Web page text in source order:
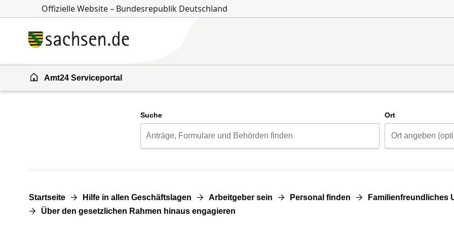
Zum Inhalt springen
Zur Suche springen
Offizielle Website – Bundesrepublik Deutschland
Amt24 Serviceportal
Suche Ort
Startseite Hilfe in allen Geschäftslagen Arbeitgeber sein Personal finden
Familienfreundliches
Über den gesetzlichen Rahmen hinaus engagieren